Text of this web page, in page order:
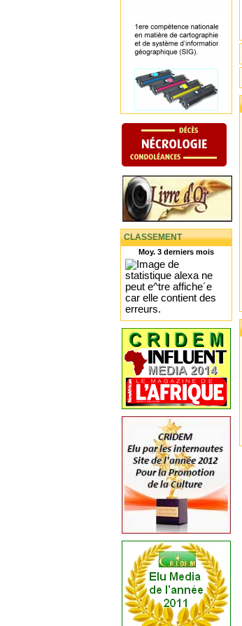
CLASSEMENT
Moy. 3 derniers mois